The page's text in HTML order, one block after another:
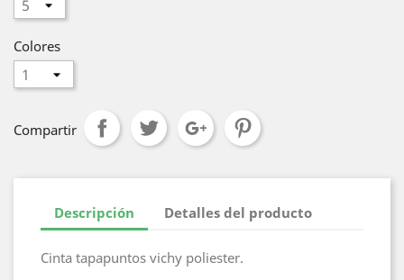
Colores
Compartir
Descripción Detalles del producto
Cinta tapapuntos vichy poliester.